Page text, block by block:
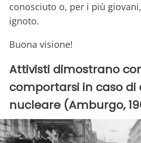
conosciuto o, per i più
ignoto.
Buona visione!
Attivisti dimostrano
comportarsi in caso
nucleare (Amburgo,